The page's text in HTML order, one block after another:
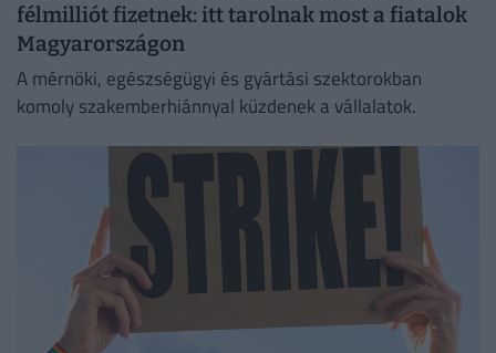
félmilliót fizetnek: itt tarolnak most a fiatalok
Magyarországon
A mérnöki, egészségügyi és gyártási szektorokban
komoly szakemberhiánnyal küzdenek a vállalatok.